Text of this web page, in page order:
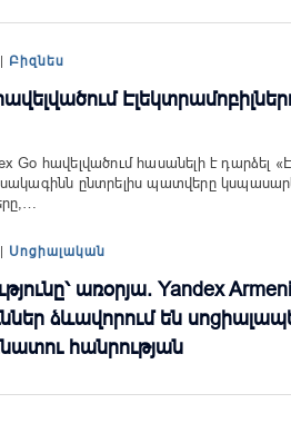
Բիզնես
Go հավելվածում հասանելի է դարձել
ընտրելիս պատվերը
Սոցիալական
առօրյա. Yandex
ձևավորում են
հանրության